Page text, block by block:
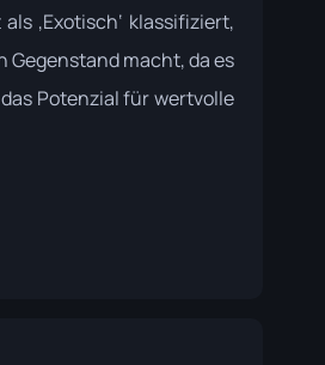
‚Exotisch‘ klassifiziert,
Gegenstand macht, da es
Potenzial für wertvolle